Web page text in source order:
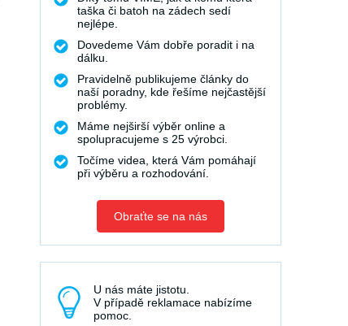
taška či batoh na zádech sedí
nejlépe.
Dovedeme Vám dobře poradit i na
dálku.
Pravidelně publikujeme články do
naší poradny, kde řešíme nejčastější
problémy.
Máme nejširší výběr online a
spolupracujeme s 25 výrobci.
Točíme videa, která Vám pomáhají
při výběru a rozhodování.
Obraťte se na nás
U nás máte jistotu.
V případě reklamace nabízíme
pomoc.